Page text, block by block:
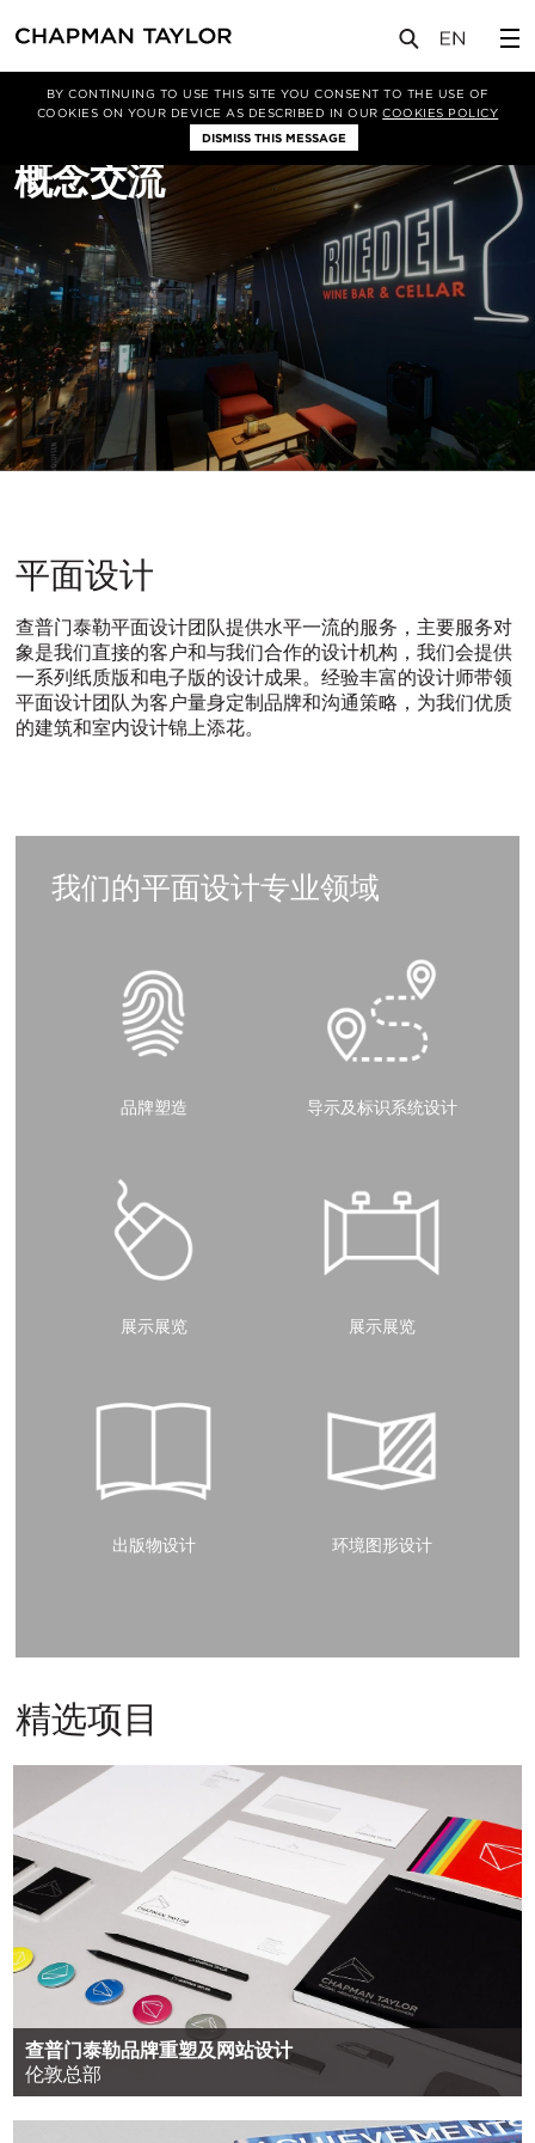
BY CONTINUING TO USE THIS SITE YOU CONSENT TO THE USE OF
COOKIES ON YOUR DEVICE AS DESCRIBED IN OURCOOKIES POLICY
DISMISS THIS MESSAGE
关于我们 服务 平面设计
概念交流
平
面
设
计
平面设计
查普门泰勒平面设计团队提供水平一流的服务，主要服务对
象是我们直接的客户和与我们合作的设计机构，我们会提供
一系列纸质版和电子版的设计成果。经验丰富的设计师带领
平面设计团队为客户量身定制品牌和沟通策略，为我们优质
的建筑和室内设计锦上添花。
译
译
译
译
我们的平面设计专业领域
品牌塑造 导示及标识系统设计
展示展览 展示展览
出版物设计 环境图形设计
精选项目
查普门泰勒品牌重塑及网站设计
伦敦总部